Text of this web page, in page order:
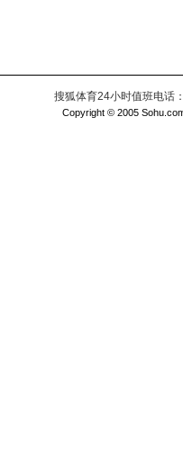
搜狐体育24小时值班电话
Copyright © 2005